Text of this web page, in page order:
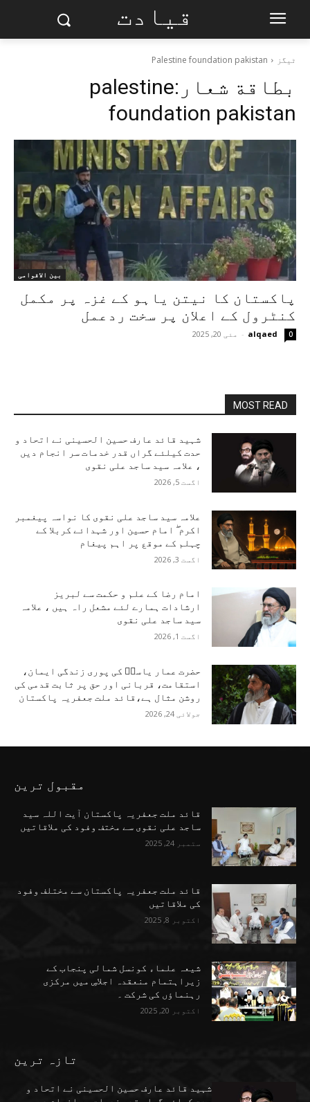
قیادت
ٹیگز Palestine foundation pakistan
بطاقة شعار:palestine
foundation pakistan
بین الاقوامی
پاکستان کا نیتن یاہو کے غزہ پر مکمل
کنٹرول کے اعلان پر سخت ردعمل
alqaed
- مئی 20, 2025 0
MOST READ
شہید قائد عارف حسین الحسینی نے اتحاد و
حدت کیلئے گراں قدر خدمات سر انجام دیں
، علامہ سید ساجد علی نقوی
اگست 5, 2026
علامہ سید ساجد علی نقوی کا نواسہ پیغمبر
اکرم ۖ امام حسین اور شہدائے کربلا کے
چہلم کے موقع پر اہم پیغام
اگست 3, 2026
امام رضا کے علم و حکمت سے لبریز
ارشادات ہمارے لئے مشعل راہ ہیں ، علامہ
سید ساجد علی نقوی
اگست 1, 2026
حضرت عمار یاسرؑ کی پوری زندگی ایمان،
استقامت، قربانی اور حق پر ثابت قدمی کی
روشن مثال ہے،قائد ملت جعفریہ پاکستان
جولائی 24, 2026
مقبول ترین
قائد ملت جعفریہ پاکستان آیت اللہ سید
ساجد علی نقوی سے مختف وفود کی ملاقاتیں
ستمبر 24, 2025
قائد ملت جعفریہ پاکستان سے مختلف وفود
کی ملاقاتیں
اکتوبر 8, 2025
شیعہ علماء کونسل شمالی پنجاب کے
زیراہتمام منعقدہ اجلاسِ میں مرکزی
رہنماؤں کی شرکت ۔
اکتوبر 20, 2025
تازہ ترین
شہید قائد عارف حسین الحسینی نے اتحاد و